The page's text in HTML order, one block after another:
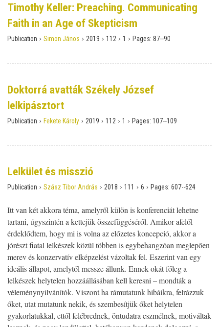
Timothy Keller: Preaching. Communicating
Faith in an Age of Skepticism
Publication › Simon János › 2019 › 112 › 1 › Pages: 87--90
Doktorrá avatták Székely József
lelkipásztort
Publication › Fekete Károly › 2019 › 112 › 1 › Pages: 107--109
Lelkület és misszió
Publication › Szász Tibor András › 2018 › 111 › 6 › Pages: 607--624
Itt van két akkora téma, amelyről külön is konferenciát lehetne
tartani, úgyszintén a kettejük összefüggéséről. Amikor afelől
érdeklődtem, hogy mi is volna az előzetes koncepció, akkor a
jórészt fiatal lelkészek közül többen is egybehangzóan meglepően
merev és konzervatív elképzelést vázoltak fel. Eszerint van egy
ideális állapot, amelytől messze állunk. Ennek okát főleg a
lelkészek helytelen hozzáállásában kell keresni – mondták a
véleménynyilvánítók. Viszont ha rámutatunk hibáikra, felrázzuk
őket, utat mutatunk nekik, és szembesítjük őket helytelen
gyakorlatukkal, ettől felébrednek, öntudatra eszmélnek, motiváltak